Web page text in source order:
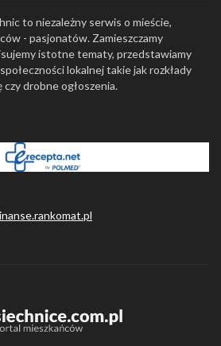
to niezależny serwis o mieście,
- pasjonatów. Zamieszczamy
istotne tematy, przedstawiamy
lokalnej takie jak rozkłady
drobne ogłoszenia.